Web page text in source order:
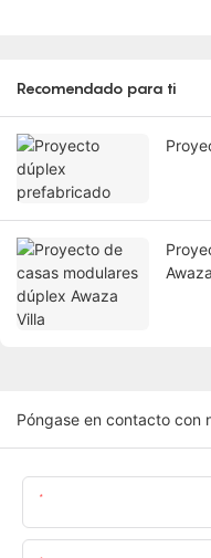
Recomendado para ti
Póngase en contacto con